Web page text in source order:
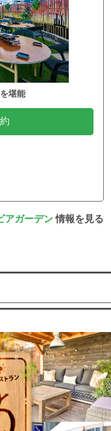
堪能
アガーデン情報を見る